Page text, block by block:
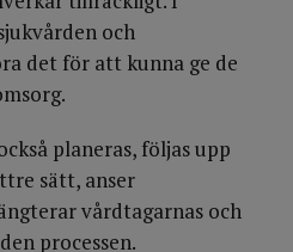
och
det för att kunna ge de
planeras, följas upp
sätt, anser
vårdtagarnas och
processen.